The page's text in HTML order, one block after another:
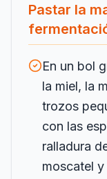
Pastar la
En un bol
la miel, la
trozos
con las
ralladura
moscatel